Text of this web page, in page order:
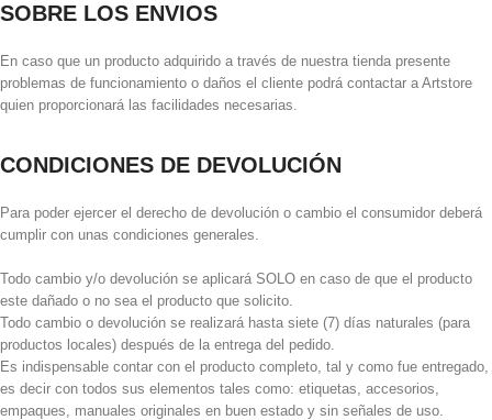
SOBRE LOS ENVIOS
En caso que un producto adquirido a través de nuestra tienda presente
problemas de funcionamiento o daños el cliente podrá contactar a Artstore
quien proporcionará las facilidades necesarias.
CONDICIONES DE DEVOLUCIÓN
Para poder ejercer el derecho de devolución o cambio el consumidor deberá
cumplir con unas condiciones generales.
Todo cambio y/o devolución se aplicará SOLO en caso de que el producto
este dañado o no sea el producto que solicito.
Todo cambio o devolución se realizará hasta siete (7) días naturales (para
productos locales) después de la entrega del pedido.
Es indispensable contar con el producto completo, tal y como fue entregado,
es decir con todos sus elementos tales como: etiquetas, accesorios,
empaques, manuales originales en buen estado y sin señales de uso.